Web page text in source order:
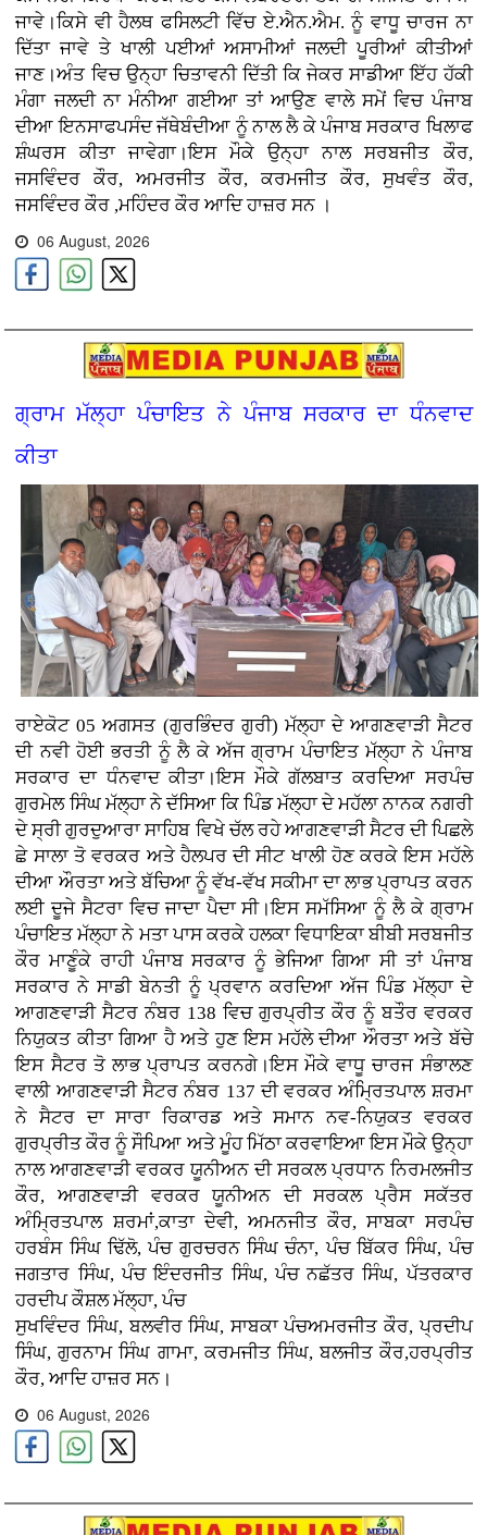
ਜਾਵੇ।ਕਿਸੇ ਵੀ ਹੈਲਥ ਫਸਿਲਟੀ ਵਿੱਚ ਏ.ਐਨ.ਐਮ. ਨੂੰ ਵਾਧੂ ਚਾਰਜ ਨਾ
ਦਿੱਤਾ ਜਾਵੇ ਤੇ ਖਾਲੀ ਪਈਆਂ ਅਸਾਮੀਆਂ ਜਲਦੀ ਪੂਰੀਆਂ ਕੀਤੀਆਂ
ਜਾਣ।ਅੰਤ ਵਿਚ ਉਨ੍ਹਾ ਚਿਤਾਵਨੀ ਦਿੱਤੀ ਕਿ ਜੇਕਰ ਸਾਡੀਆ ਇੱਹ ਹੱਕੀ
ਮੰਗਾ ਜਲਦੀ ਨਾ ਮੰਨੀਆ ਗਈਆ ਤਾਂ ਆਉਣ ਵਾਲੇ ਸਮੇਂ ਵਿਚ ਪੰਜਾਬ
ਦੀਆ ਇਨਸਾਫਪਸੰਦ ਜੱਥੇਬੰਦੀਆ ਨੂੰ ਨਾਲ ਲੈ ਕੇ ਪੰਜਾਬ ਸਰਕਾਰ ਖਿਲਾਫ
ਸ਼ੰਘਰਸ ਕੀਤਾ ਜਾਵੇਗਾ।ਇਸ ਮੌਕੇ ਉਨ੍ਹਾ ਨਾਲ ਸਰਬਜੀਤ ਕੌਰ,
ਜਸਵਿੰਦਰ ਕੌਰ, ਅਮਰਜੀਤ ਕੌਰ, ਕਰਮਜੀਤ ਕੌਰ, ਸੁਖਵੰਤ ਕੌਰ,
ਜਸਵਿੰਦਰ ਕੌਰ ,ਮਹਿੰਦਰ ਕੌਰ ਆਦਿ ਹਾਜ਼ਰ ਸਨ ।
06 August, 2026
ਗ੍ਰਾਮ ਮੱਲ੍ਹਾ ਪੰਚਾਇਤ ਨੇ ਪੰਜਾਬ ਸਰਕਾਰ ਦਾ ਧੰਨਵਾਦ
ਕੀਤਾ
ਰਾਏਕੋਟ 05 ਅਗਸਤ (ਗੁਰਭਿੰਦਰ ਗੁਰੀ)ਮੱਲ੍ਹਾ ਦੇ ਆਗਣਵਾੜੀ ਸੈਟਰ
ਦੀ ਨਵੀ ਹੋਈ ਭਰਤੀ ਨੂੰ ਲੈ ਕੇ ਅੱਜ ਗ੍ਰਾਮ ਪੰਚਾਇਤ ਮੱਲ੍ਹਾ ਨੇ ਪੰਜਾਬ
ਸਰਕਾਰ ਦਾ ਧੰਨਵਾਦ ਕੀਤਾ।ਇਸ ਮੌਕੇ ਗੱਲਬਾਤ ਕਰਦਿਆ ਸਰਪੰਚ
ਗੁਰਮੇਲ ਸਿੰਘ ਮੱਲ੍ਹਾ ਨੇ ਦੱਸਿਆ ਕਿ ਪਿੰਡ ਮੱਲ੍ਹਾ ਦੇ ਮਹੱਲਾ ਨਾਨਕ ਨਗਰੀ
ਦੇ ਸ੍ਰੀ ਗੁਰਦੁਆਰਾ ਸਾਹਿਬ ਵਿਖੇ ਚੱਲ ਰਹੇ ਆਗਣਵਾੜੀ ਸੈਟਰ ਦੀ ਪਿਛਲੇ
ਛੇ ਸਾਲਾ ਤੋ ਵਰਕਰ ਅਤੇ ਹੈਲਪਰ ਦੀ ਸੀਟ ਖਾਲੀ ਹੋਣ ਕਰਕੇ ਇਸ ਮਹੱਲੇ
ਦੀਆ ਔਰਤਾ ਅਤੇ ਬੱਚਿਆ ਨੂੰ ਵੱਖ-ਵੱਖ ਸਕੀਮਾ ਦਾ ਲਾਭ ਪ੍ਰਾਪਤ ਕਰਨ
ਲਈ ਦੂਜੇ ਸੈਟਰਾ ਵਿਚ ਜਾਦਾ ਪੈਦਾ ਸੀ।ਇਸ ਸਮੱਸਿਆ ਨੂੰ ਲੈ ਕੇ ਗ੍ਰਾਮ
ਪੰਚਾਇਤ ਮੱਲ੍ਹਾ ਨੇ ਮਤਾ ਪਾਸ ਕਰਕੇ ਹਲਕਾ ਵਿਧਾਇਕਾ ਬੀਬੀ ਸਰਬਜੀਤ
ਕੌਰ ਮਾਣੂੰਕੇ ਰਾਹੀ ਪੰਜਾਬ ਸਰਕਾਰ ਨੂੰ ਭੇਜਿਆ ਗਿਆ ਸੀ ਤਾਂ ਪੰਜਾਬ
ਸਰਕਾਰ ਨੇ ਸਾਡੀ ਬੇਨਤੀ ਨੂੰ ਪ੍ਰਵਾਨ ਕਰਦਿਆ ਅੱਜ ਪਿੰਡ ਮੱਲ੍ਹਾ ਦੇ
ਆਗਣਵਾੜੀ ਸੈਟਰ ਨੰਬਰ 138 ਵਿਚ ਗੁਰਪ੍ਰੀਤ ਕੌਰ ਨੂੰ ਬਤੌਰ ਵਰਕਰ
ਨਿਯੁਕਤ ਕੀਤਾ ਗਿਆ ਹੈ ਅਤੇ ਹੁਣ ਇਸ ਮਹੱਲੇ ਦੀਆ ਔਰਤਾ ਅਤੇ ਬੱਚੇ
ਇਸ ਸੈਟਰ ਤੋ ਲਾਭ ਪ੍ਰਾਪਤ ਕਰਨਗੇ।ਇਸ ਮੌਕੇ ਵਾਧੂ ਚਾਰਜ ਸੰਭਾਲਣ
ਵਾਲੀ ਆਗਣਵਾੜੀ ਸੈਟਰ ਨੰਬਰ 137 ਦੀ ਵਰਕਰ ਅੰਮ੍ਰਿਤਪਾਲ ਸ਼ਰਮਾ
ਨੇ ਸੈਟਰ ਦਾ ਸਾਰਾ ਰਿਕਾਰਡ ਅਤੇ ਸਮਾਨ ਨਵ-ਨਿਯੁਕਤ ਵਰਕਰ
ਗੁਰਪ੍ਰੀਤ ਕੌਰ ਨੂੰ ਸੌਪਿਆ ਅਤੇ ਮੂੰਹ ਮਿੱਠਾ ਕਰਵਾਇਆ ਇਸ ਮੌਕੇ ਉਨ੍ਹਾ
ਨਾਲ ਆਗਣਵਾੜੀ ਵਰਕਰ ਯੂਨੀਅਨ ਦੀ ਸਰਕਲ ਪ੍ਰਧਾਨ ਨਿਰਮਲਜੀਤ
ਕੌਰ, ਆਗਣਵਾੜੀ ਵਰਕਰ ਯੂਨੀਅਨ ਦੀ ਸਰਕਲ ਪ੍ਰੈਸ ਸਕੱਤਰ
ਅੰਮ੍ਰਿਤਪਾਲ ਸ਼ਰਮਾਂ,ਕਾਤਾ ਦੇਵੀ, ਅਮਨਜੀਤ ਕੌਰ, ਸਾਬਕਾ ਸਰਪੰਚ
ਹਰਬੰਸ ਸਿੰਘ ਢਿੱਲੋ, ਪੰਚ ਗੁਰਚਰਨ ਸਿੰਘ ਚੰਨਾ, ਪੰਚ ਬਿੱਕਰ ਸਿੰਘ, ਪੰਚ
ਜਗਤਾਰ ਸਿੰਘ, ਪੰਚ ਇੰਦਰਜੀਤ ਸਿੰਘ, ਪੰਚ ਨਛੱਤਰ ਸਿੰਘ, ਪੱਤਰਕਾਰ
ਹਰਦੀਪ ਕੌਸ਼ਲ ਮੱਲ੍ਹਾ, ਪੰਚ
ਸੁਖਵਿੰਦਰ ਸਿੰਘ, ਬਲਵੀਰ ਸਿੰਘ, ਸਾਬਕਾ ਪੰਚਅਮਰਜੀਤ ਕੌਰ, ਪ੍ਰਦੀਪ
ਸਿੰਘ, ਗੁਰਨਾਮ ਸਿੰਘ ਗਾਮਾ, ਕਰਮਜੀਤ ਸਿੰਘ, ਬਲਜੀਤ ਕੌਰ,ਹਰਪ੍ਰੀਤ
ਕੌਰ, ਆਦਿ ਹਾਜ਼ਰਸਨ।
06 August, 2026